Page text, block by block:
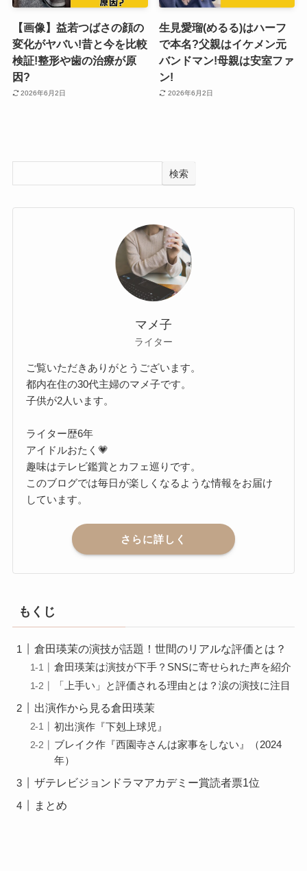
【画像】益若つばさの顔の
変化がヤバい!昔と今を比較
検証!整形や歯の治療が原
因?
2026年6月2日
生見愛瑠(めるる)はハーフ
で本名?父親はイケメン元
バンドマン!母親は安室ファ
ン!
2026年6月2日
検索
マメ子
ライター
ご覧いただきありがとうございます。
都内在住の30代主婦のマメ子です。
子供が2人います。
ライター歴6年
アイドルおたく💗
趣味はテレビ鑑賞とカフェ巡りです。
このブログでは毎日が楽しくなるような情報をお届け
しています。
さらに詳しく
もくじ
倉田瑛茉の演技が話題！世間のリアルな評価とは？
倉田瑛茉は演技が下手？SNSに寄せられた声を紹介
「上手い」と評価される理由とは？涙の演技に注目
出演作から見る倉田瑛茉
初出演作『下剋上球児』
ブレイク作『西園寺さんは家事をしない』（2024
年）
ザテレビジョンドラマアカデミー賞読者票1位
まとめ